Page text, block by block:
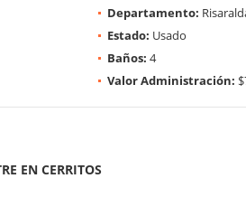
Departamento:
Estado: Usado
Baños: 4
Valor Administración:
EN CERRITOS